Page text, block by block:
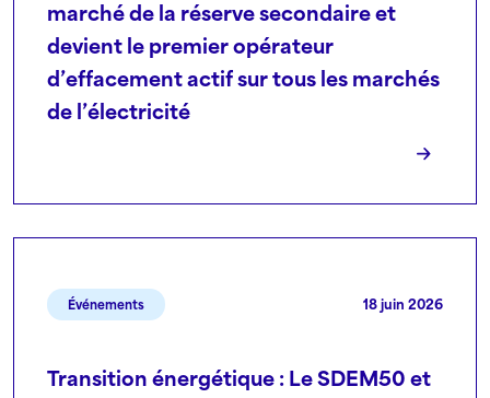
marché de la réserve secondaire et
devient le premier opérateur
d’effacement actif sur tous les marchés
de l’électricité
Événements 18 juin 2026
Transition énergétique : Le SDEM50 et